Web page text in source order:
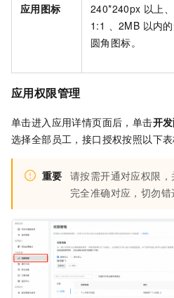
应用图标
240*240px 以上、
1:1 、2MB 以内
圆角图标。
应用权限管理
单击进入应用详情页面后，单击开
选择全部员工，接口授权按照以下表
重要 请按需开通对应权限
完全准确对应，切勿错